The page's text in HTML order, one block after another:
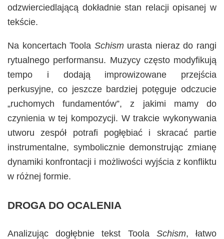
odzwierciedlającą dokładnie stan relacji opisanej w
tekście.
Na koncertach Toola Schismurasta nieraz do rangi
rytualnego performansu. Muzycy często modyfikują
tempo i dodają improwizowane przejścia
perkusyjne, co jeszcze bardziej potęguje odczucie
„ruchomych fundamentów”, z jakimi mamy do
czynienia w tej kompozycji. W trakcie wykonywania
utworu zespół potrafi pogłębiać i skracać partie
instrumentalne, symbolicznie demonstrując zmianę
dynamiki konfrontacji i możliwości wyjścia z konfliktu
w różnej formie.
DROGA DO OCALENIA
Analizując dogłębnie tekst Toola Schism, łatwo